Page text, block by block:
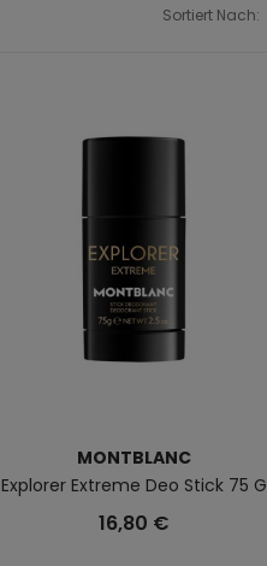
Sortiert Nach:
MONTBLANC
Explorer Extreme Deo Stick 75 G
16,80 €